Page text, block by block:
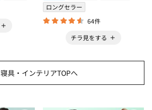
ロングセラー
64件
チラ見をする
寝具・インテリアTOPへ